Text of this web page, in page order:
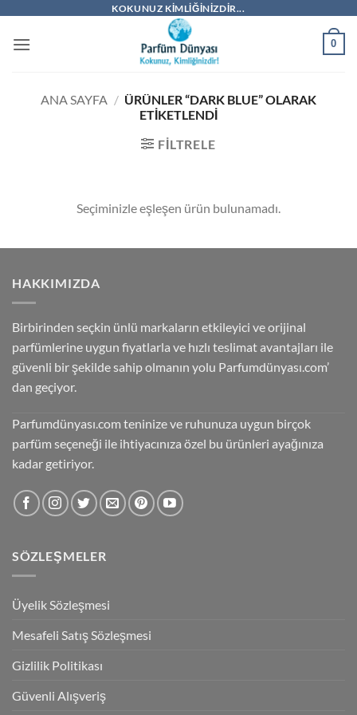
KOKUNUZ KIMLIĞINIZDIR...
0
ANA SAYFA / ÜRÜNLER “DARK BLUE” OLARAK
ETIKETLENDI
FILTRELE
Seçiminizle eşleşen ürün bulunamadı.
HAKKIMIZDA
Birbirinden seçkin ünlü markaların etkileyici ve orijinal
parfümlerine uygun fiyatlarla ve hızlı teslimat avantajları ile
güvenli bir şekilde sahip olmanın yolu Parfumdünyası.com’
dan geçiyor.
Parfumdünyası.com teninize ve ruhunuza uygun birçok
parfüm seçeneği ile ihtiyacınıza özel bu ürünleri ayağınıza
kadar getiriyor.
SÖZLEŞMELER
Üyelik Sözleşmesi
Mesafeli Satış Sözleşmesi
Gizlilik Politikası
Güvenli Alışveriş